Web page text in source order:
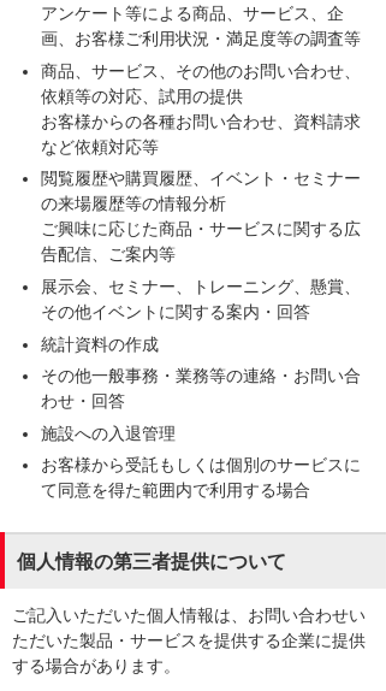
アンケート等による商品、サービス、企
画、お客様ご利用状況・満足度等の調査等
商品、サービス、その他のお問い合わせ、
依頼等の対応、試用の提供
お客様からの各種お問い合わせ、資料請求
など依頼対応等
閲覧履歴や購買履歴、イベント・セミナー
の来場履歴等の情報分析
ご興味に応じた商品・サービスに関する広
告配信、ご案内等
展示会、セミナー、トレーニング、懸賞、
その他イベントに関する案内・回答
統計資料の作成
その他一般事務・業務等の連絡・お問い合
わせ・回答
施設への入退管理
お客様から受託もしくは個別のサービスに
て同意を得た範囲内で利用する場合
個人情報の第三者提供について
ご記入いただいた個人情報は、お問い合わせい
ただいた製品・サービスを提供する企業に提供
する場合があります。